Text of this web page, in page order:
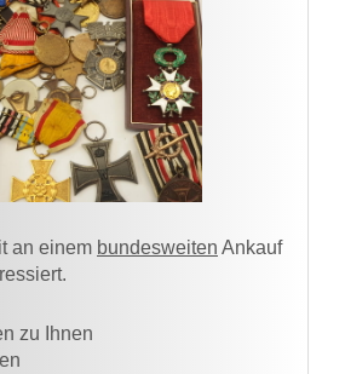
an einem bundesweiten Ankauf
zu Ihnen​